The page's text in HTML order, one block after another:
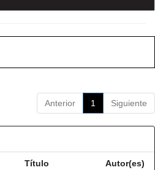
Anterior 1 Siguiente
Título Autor(es)